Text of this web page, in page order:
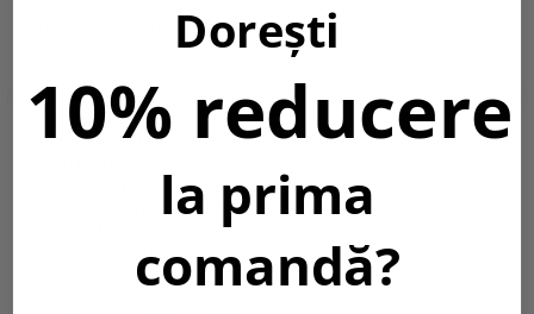
luminii de ultima data de cand a fost pornit)
- functie de aprindere si stingere treptata
Cod comanda: TVDMM868G09S
Montare tip:Montare in tavan fals
Sursa alimentare:
230Vac 50/60Hz
165x47x35mm
25-250W/230V
7-100W/230V
Sarcina inductiva:25-250VA/230V
Sarcina capacitiva:25-250VA/230V
Dorești
10% reducere
la prima
comandă?